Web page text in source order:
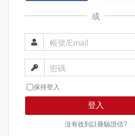
或
帳號/Email
密碼
保持登入
登入
沒有收到註冊驗證信?